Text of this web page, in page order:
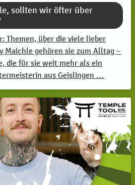
sollten wir öfter über
Themen, über die viele lieber
Maichle gehören sie zum Alltag –
die für sie weit mehr als ein
aus Geislingen …